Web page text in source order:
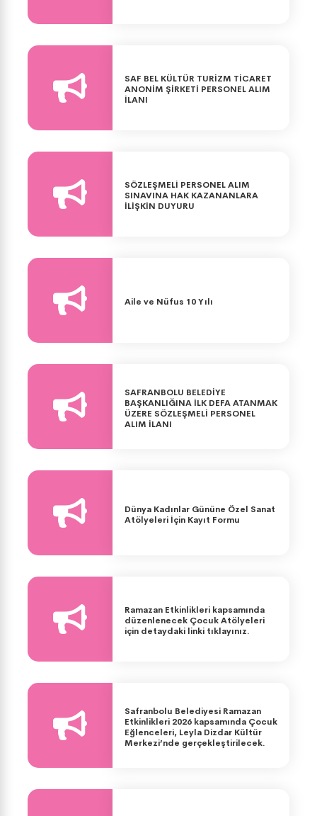
SAF BEL KÜLTÜR TURİZM TİCARET
ANONİM ŞİRKETİ PERSONEL ALIM
İLANI
SÖZLEŞMELİ PERSONEL ALIM
SINAVINA HAK KAZANANLARA
İLİŞKİN DUYURU
Aile ve Nüfus 10 Yılı
SAFRANBOLU BELEDİYE
BAŞKANLIĞINA İLK DEFA ATANMAK
ÜZERE SÖZLEŞMELİ PERSONEL
ALIM İLANI
Dünya Kadınlar Gününe Özel Sanat
Atölyeleri İçin Kayıt Formu
Ramazan Etkinlikleri kapsamında
düzenlenecek Çocuk Atölyeleri
için detaydaki linki tıklayınız.
Safranbolu Belediyesi Ramazan
Etkinlikleri 2026 kapsamında Çocuk
Eğlenceleri, Leyla Dizdar Kültür
Merkezi’nde gerçekleştirilecek.